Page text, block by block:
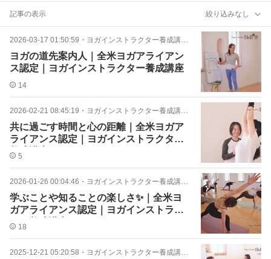
記事の表示 絞り込みなし
2026-03-17 01:50:59 ・ ヨガインストラクター養成講座13期生
ヨガの道先案内人｜全米ヨガアライアン
ス認定｜ヨガインストラクター養成講座
14
2026-02-21 08:45:19 ・ ヨガインストラクター養成講座13期生
共に過ごす時間と心の距離｜全米ヨガア
ライアンス認定｜ヨガインストラクター
養成講座
5
2026-01-26 00:04:46 ・ ヨガインストラクター養成講座13期生
学ぶことや知ることの楽しさ✨｜全米ヨ
ガアライアンス認定｜ヨガインストラク
ター養成講座
18
2025-12-21 05:20:58 ・ ヨガインストラクター養成講座13期生